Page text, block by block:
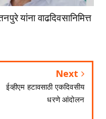
यांना वाढदिवसानिमित्त
Next
ईव्हीएम हटावसाठी एकदिवसीय
धरणे आंदोलन